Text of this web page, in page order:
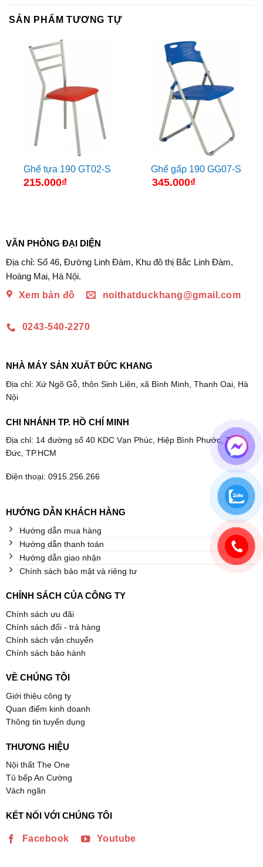
SẢN PHẨM TƯƠNG TỰ
Ghế tựa 190 GT02-S
215.000₫
Ghế gấp 190 GG07-S
345.000₫
VĂN PHÒNG ĐẠI DIỆN
Địa chỉ: Số 46, Đường Linh Đàm, Khu đô thị Bắc Linh Đàm,
Hoàng Mai, Hà Nội.
Xem bản đồ
noithatduckhang@gmail.com
0243-540-2270
NHÀ MÁY SẢN XUẤT ĐỨC KHANG
Địa chỉ: Xứ Ngõ Gỗ, thôn Sinh Liên, xã Bình Minh, Thanh Oai, Hà
Nội
CHI NHÁNH TP. HỒ CHÍ MINH
Địa chỉ: 14 đường số 40 KDC Vạn Phúc, Hiệp Bình Phước, Thủ
Đức, TP.HCM
Điện thoại: 0915.256.266
HƯỚNG DẪN KHÁCH HÀNG
Hướng dẫn mua hàng
Hướng dẫn thanh toán
Hướng dẫn giao nhận
Chính sách bảo mật và riêng tư
CHÍNH SÁCH CỦA CÔNG TY
Chính sách ưu đãi
Chính sách đổi - trả hàng
Chính sách vận chuyển
Chính sách bảo hành
VỀ CHÚNG TÔI
Giới thiệu công ty
Quan điểm kinh doanh
Thông tin tuyển dụng
THƯƠNG HIỆU
Nội thất The One
Tủ bếp An Cường
Vách ngăn
KẾT NỐI VỚI CHÚNG TÔI
Facebook Youtube